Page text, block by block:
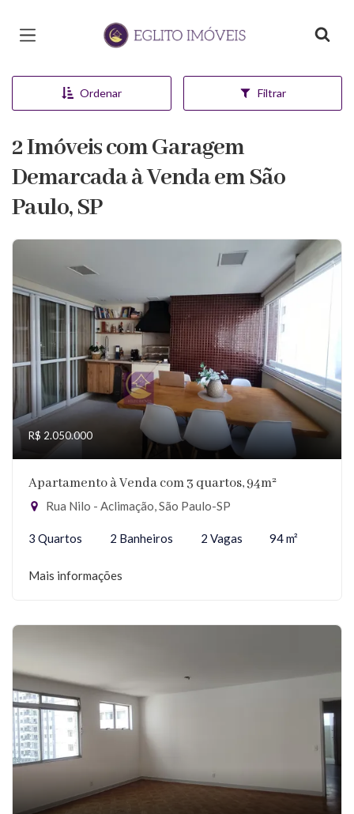
Página inicial
Ordenar Filtrar
2 Imóveis com Garagem
Demarcada à Venda em São
Paulo, SP
R$ 2.050.000
Apartamento à Venda com 3 quartos, 94m²
Rua Nilo - Aclimação, São Paulo-SP
3 Quartos 2 Banheiros 2 Vagas 94 m²
Mais informações